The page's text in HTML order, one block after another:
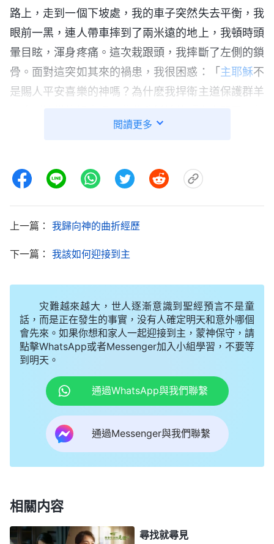
路上，走到一個下坡處，我的車子突然失去平衡，我
眼前一黑，連人帶車摔到了兩米遠的地上，我頓時頭
暈目眩，渾身疼痛。這次栽跟頭，我摔斷了左側的鎖
骨。面對這突如其來的禍患，我很困惑：「主耶穌不
是賜人平安喜樂的神嗎？為什麽我捍衛主道保護群羊
是主的再來？可聖經明文記載主是駕雲降臨，『東方
難道是我對主不够忠心，主在試煉、檢驗我？還是我
哪方面得罪了主？」我很迷茫，摸不着主的心意。從
那以後，我心裏越來越黑暗、枯乾，讀聖經没有開啓
亮光，講道也没話説，禱告也是乾乾巴巴的，好像失
去了主的同在。而且多數信徒也都
會回世界了。最讓我失望的是，同工之間也鬧嫉妒紛
争，同工會上長老和同工經常因為一件小事、一句話
争吵得面紅耳赤，不歡而散。看着眼前的一幕幕，我
不明白為什麽教會成了這樣，我開始厭煩聚會，甚至
有了想回世界的念頭。
2002年的一天，我媽高興地對我説：「咱們盼
望的主耶穌回來了，道成肉身發表話語作審判工
作。」聽後，我心裏一驚：「這不是『東方閃電』的
道嗎？我媽不會是接受了『東方閃電』吧？」還没等
大榮耀降臨，那時天宇都要震動，你説主回來了，我
們怎麽没有看到這大迹象呢？還説主又道成肉身來作
閲讀更多
上一篇： 我歸向神的曲折經歷
下一篇： 我該如何迎接到主
灾難越來越大，世人逐漸意識到聖經預言不是童
話，而是正在發生的事實，没有人確定明天和意外哪個
會先來。如果你想和家人一起迎接到主，蒙神保守，請
點擊WhatsApp或者Messenger加入小組學習，不要等
到明天。
通過WhatsApp與我們聯繫
通過Messenger與我們聯繫
相關内容
尋找就尋見